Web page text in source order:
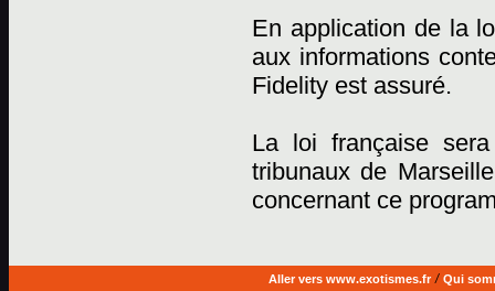
En application de la
aux informations
Fidelity est assuré.
La loi française
tribunaux de
concernant ce
Aller vers www.exotismes.fr/ Qui